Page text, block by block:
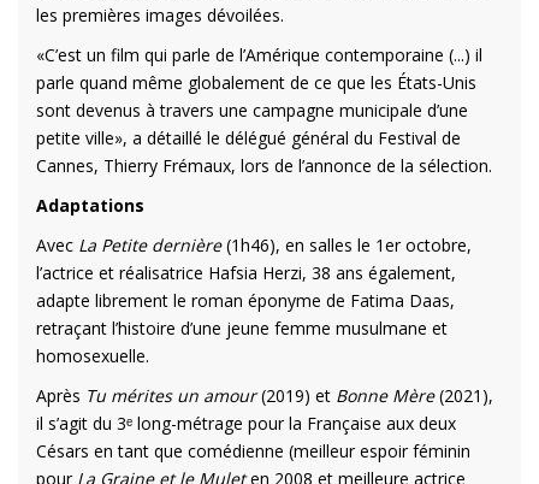
les premières images dévoilées.
«C’est un film qui parle de l’Amérique contemporaine (...) il
parle quand même globalement de ce que les États-Unis
sont devenus à travers une campagne municipale d’une
petite ville», a détaillé le délégué général du Festival de
Cannes, Thierry Frémaux, lors de l’annonce de la sélection.
Adaptations
Avec La Petite dernière(1h46), en salles le 1er octobre,
l’actrice et réalisatrice Hafsia Herzi, 38 ans également,
adapte librement le roman éponyme de Fatima Daas,
retraçant l’histoire d’une jeune femme musulmane et
homosexuelle.
Après Tu mérites un amour(2019) et Bonne Mère(2021),
il s’agit du 3ᵉ long-métrage pour la Française aux deux
Césars en tant que comédienne (meilleur espoir féminin
pour La Graine et le Muleten 2008 et meilleure actrice